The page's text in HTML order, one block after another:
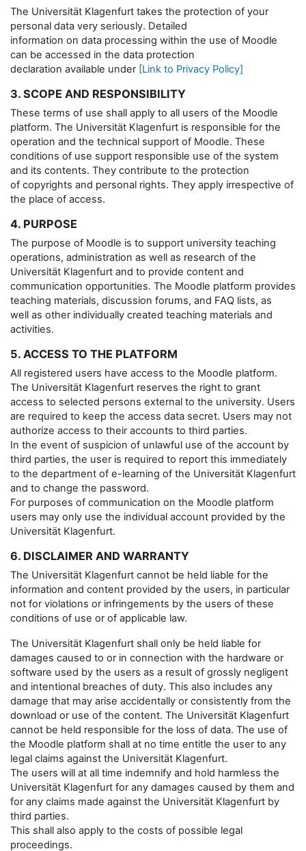
The Universität Klagenfurt takes the protection of your
personal data very seriously. Detailed
information on data processing within the use of Moodle
can be accessed in the data protection
declaration available under [Link to Privacy Policy]
3. SCOPE AND RESPONSIBILITY
These terms of use shall apply to all users of the Moodle
platform. The Universität Klagenfurt is responsible for the
operation and the technical support of Moodle. These
conditions of use support responsible use of the system
and its contents. They contribute to the protection
of copyrights and personal rights. They apply irrespective of
the place of access.
4. PURPOSE
The purpose of Moodle is to support university teaching
operations, administration as well as research of the
Universität Klagenfurt and to provide content and
communication opportunities. The Moodle platform provides
teaching materials, discussion forums, and FAQ lists, as
well as other individually created teaching materials and
activities.
5. ACCESS TO THE PLATFORM
All registered users have access to the Moodle platform.
The Universität Klagenfurt reserves the right to grant
access to selected persons external to the university. Users
are required to keep the access data secret. Users may not
authorize access to their accounts to third parties.
In the event of suspicion of unlawful use of the account by
third parties, the user is required to report this immediately
to the department of e-learning of the Universität Klagenfurt
and to change the password.
For purposes of communication on the Moodle platform
users may only use the individual account provided by the
Universität Klagenfurt.
6. DISCLAIMER AND WARRANTY
The Universität Klagenfurt cannot be held liable for the
information and content provided by the users, in particular
not for violations or infringements by the users of these
conditions of use or of applicable law.
The Universität Klagenfurt shall only be held liable for
damages caused to or in connection with the hardware or
software used by the users as a result of grossly negligent
and intentional breaches of duty. This also includes any
damage that may arise accidentally or consistently from the
download or use of the content. The Universität Klagenfurt
cannot be held responsible for the loss of data. The use of
the Moodle platform shall at no time entitle the user to any
legal claims against the Universität Klagenfurt.
The users will at all time indemnify and hold harmless the
Universität Klagenfurt for any damages caused by them and
for any claims made against the Universität Klagenfurt by
third parties.
This shall also apply to the costs of possible legal
proceedings.